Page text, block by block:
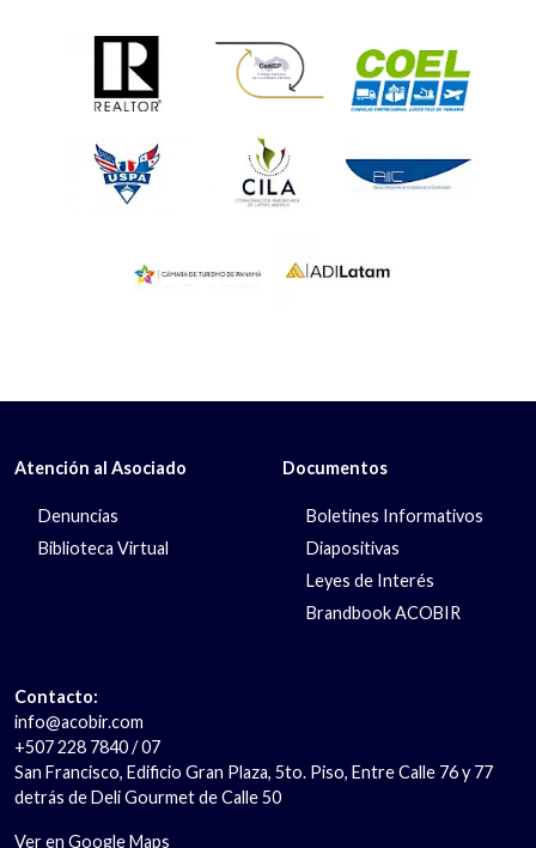
Atención al Asociado
Denuncias
Biblioteca Virtual
Documentos
Boletines Informativos
Diapositivas
Leyes de Interés
Brandbook ACOBIR
Contacto:
info@acobir.com
+507 228 7840 / 07
San Francisco, Edificio Gran Plaza, 5to. Piso, Entre Calle 76 y 77
detrás de Deli Gourmet de Calle 50
Ver en Google Maps